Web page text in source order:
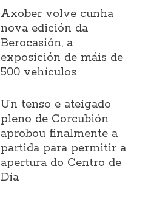
Axober volve cunha
nova edición da
Berocasión, a
exposición de máis de
500 vehículos
Un tenso e ateigado
pleno de Corcubión
aprobou finalmente a
partida para permitir a
apertura do Centro de
Día